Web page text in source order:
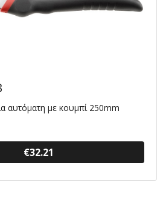
αυτόματη με κουμπί 250mm
€32.21